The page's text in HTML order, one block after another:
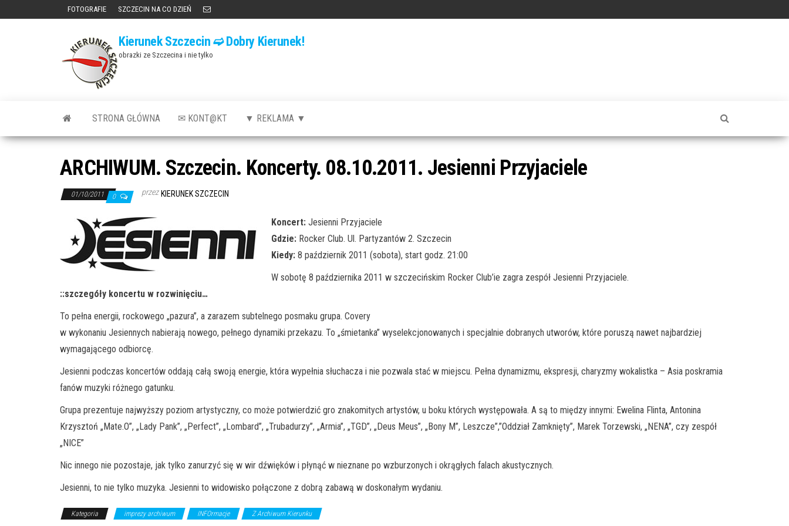
FOTOGRAFIE SZCZECIN NA CO DZIEŃ
Kierunek Szczecin ➫ Dobry Kierunek!
obrazki ze Szczecina i nie tylko
STRONA GŁÓWNA ✉ KONT@KT ▼ REKLAMA ▼
ARCHIWUM. Szczecin. Koncerty. 08.10.2011. Jesienni Przyjaciele
01/10/2011 0 przez KIERUNEK SZCZECIN
Koncert: Jesienni Przyjaciele
Gdzie: Rocker Club. Ul. Partyzantów 2. Szczecin
Kiedy: 8 październik 2011 (sobota), start godz. 21:00
W sobotę 8 października 2011 w szczecińskim Rocker Club’ie zagra zespół Jesienni Przyjaciele.
::szczegóły koncertu w rozwinięciu…
To pełna energii, rockowego „pazura”, a zarazem subtelnego posmaku grupa. Covery
w wykonaniu Jesiennych nabierają nowego, pełnego dynamiki przekazu. To „śmietanka” wyselekcjonowanych i specjalnie dobranych utworów, które poruszą nawet najbardziej
wymagającego odbiorcę.
Jesienni podczas koncertów oddają całą swoją energie, która wypełnia słuchacza i nie pozwala stać w miejscu. Pełna dynamizmu, ekspresji, charyzmy wokalistka – Asia poskramia
fanów muzyki różnego gatunku.
Grupa prezentuje najwyższy poziom artystyczny, co może potwierdzić gro znakomitych artystów, u boku których występowała. A są to między innymi: Ewelina Flinta, Antonina
Krzysztoń „Mate.O”, „Lady Pank”, „Perfect”, „Lombard”, „Trubadurzy”, „Armia”, „TGD”, „Deus Meus”, „Bony M”, Leszcze”,”Oddział Zamknięty”, Marek Torzewski, „NENA”, czy zespół
„NICE”
Nic innego nie pozostaje, jak tylko zanurzyć się w wir dźwięków i płynąć w nieznane po wzburzonych i okrągłych falach akustycznych.
Jesienni, to nie tylko muzyka. Jesienni to widowisko połączone z dobrą zabawą w doskonałym wydaniu.
Kategoria imprezy archiwum INFOrmacje Z Archiwum Kierunku